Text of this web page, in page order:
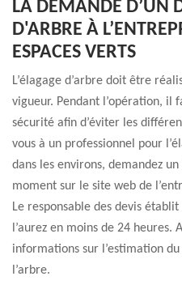
LA DEMANDE D’UN
D'ARBRE À
ESPACES VERTS
L’élagage d’arbre doit être
vigueur. Pendant l’opération, il
sécurité afin d’éviter les
vous à un professionnel pour
dans les environs, demandez
moment sur le site web de
Le responsable des devis
l’aurez en moins de 24 heures.
informations sur l’estimation
l’arbre.